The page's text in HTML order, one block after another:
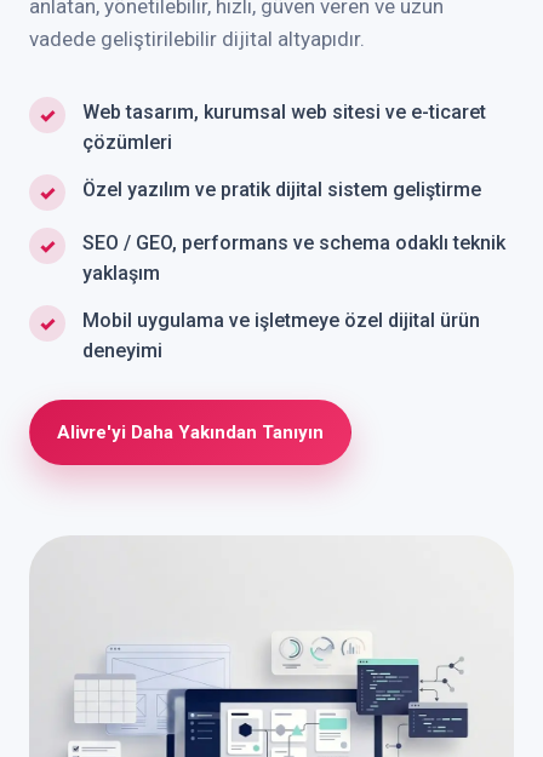
anlatan, yönetilebilir, hızlı, güven veren ve uzun
vadede geliştirilebilir dijital altyapıdır.
✓
Web tasarım, kurumsal web sitesi ve e-ticaret
çözümleri
✓ Özel yazılım ve pratik dijital sistem geliştirme
✓
SEO / GEO, performans ve schema odaklı teknik
yaklaşım
✓
Mobil uygulama ve işletmeye özel dijital ürün
deneyimi
Alivre'yi Daha Yakından Tanıyın